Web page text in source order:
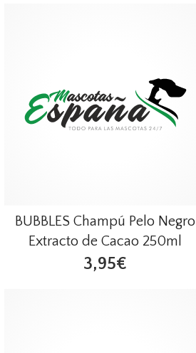
BUBBLES Champú Pelo Negro
Extracto de Cacao 250ml
3,95€